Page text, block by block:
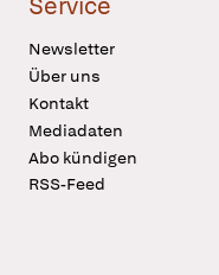
Newsletter
Über uns
Kontakt
Mediadaten
Abo kündigen
RSS-Feed